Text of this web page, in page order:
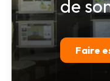
de
Faire